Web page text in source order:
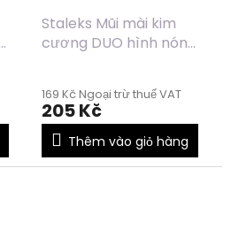
Staleks Mũi mài kim
cương DUO hình nón
169 Kč Ngoại trừ thuế VAT
205 Kč
Thêm vào giỏ hàng